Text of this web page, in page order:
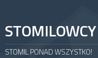
STOMILOWCY
STOMIL PONAD WSZYSTKO!